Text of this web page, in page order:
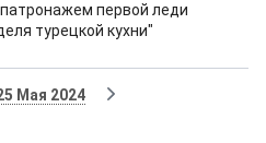
первой леди
турецкой кухни"
Мая 2024